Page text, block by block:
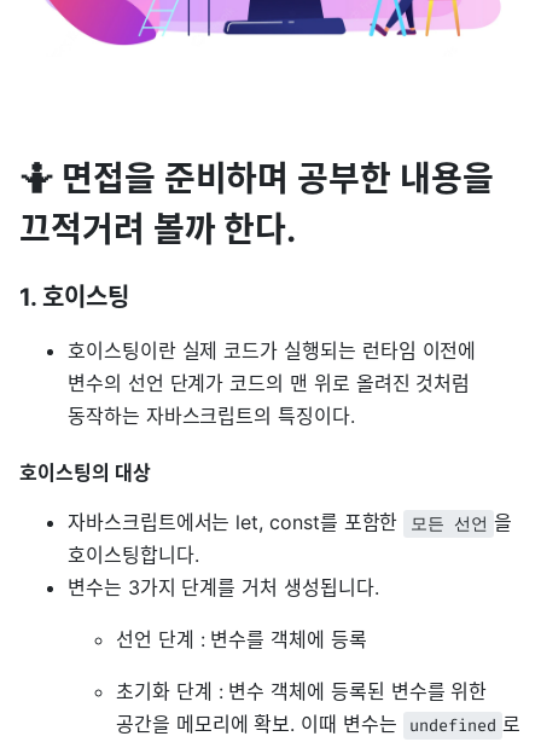
🤷 면접을 준비하며 공부한 내용을
끄적거려 볼까 한다.
1. 호이스팅
호이스팅이란 실제 코드가 실행되는 런타임 이전에
변수의 선언 단계가 코드의 맨 위로 올려진 것처럼
동작하는 자바스크립트의 특징이다.
호이스팅의 대상
자바스크립트에서는 let, const를 포함한 모든 선언 을
호이스팅합니다.
변수는 3가지 단계를 거처 생성됩니다.
선언 단계 : 변수를 객체에 등록
초기화 단계 : 변수 객체에 등록된 변수를 위한
공간을 메모리에 확보. 이때 변수는
undefined 로